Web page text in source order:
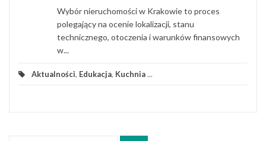
Wybór nieruchomości w Krakowie to proces
polegający na ocenie lokalizacji, stanu
technicznego, otoczenia i warunków finansowych
w...
Aktualności, Edukacja, Kuchnia...